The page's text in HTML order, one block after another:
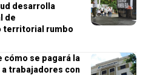
desarrolla
de
territorial rumbo
cómo se pagará la
a trabajadores con